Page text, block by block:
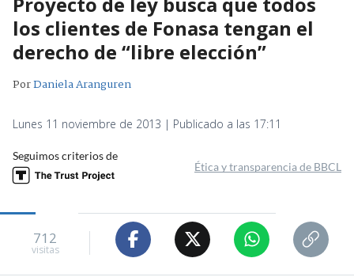
los clientes de Fonasa tengan el
derecho de “libre elección”
PorDaniela Aranguren
Lunes 11 noviembre de 2013 | Publicado a las 17:11
Seguimos criterios de
Ética y transparencia de BBCL
712
visitas